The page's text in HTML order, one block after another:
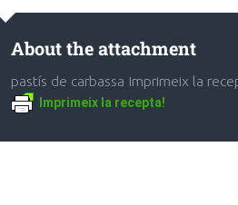
About the attachment
pastís de carbassa Imprimeix la
Imprimeix la recepta!